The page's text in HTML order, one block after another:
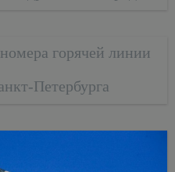
горячей линии
Петербурга